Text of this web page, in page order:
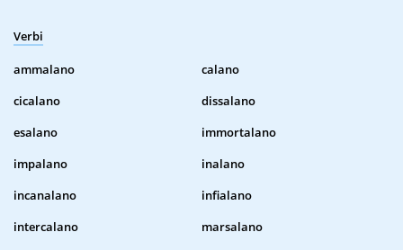
Verbi
ammalano
calano
cicalano
dissalano
esalano
immortalano
impalano
inalano
incanalano
infialano
intercalano
marsalano